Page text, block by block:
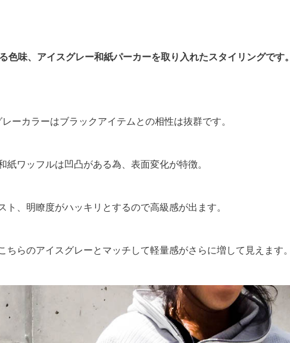
色味、アイスグレー和紙パーカーを取り入れたスタイリングです。
ーカラーはブラックアイテムとの相性は抜群です。
紙ワッフルは凹凸がある為、表面変化が特徴。
ト、明瞭度がハッキリとするので高級感が出ます。
らのアイスグレーとマッチして軽量感がさらに増して見えます。